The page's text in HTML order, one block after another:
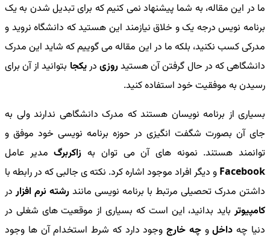
ما در این مقاله، به شما پیشنهاد نمی کنیم که برای تبدیل شدن به یک
برنامه نویس درجه یک و خلاق نیازمند این هستید که دانشگاه نروید و
مدرکی کسب نکنید، بلکه ما در این مقاله می گوییم که شاید این مدرک
دانشگاهی که در حال گرفتن آن هستیدروزی دریکجا بتوانید از آن برای
رسیدن به موفقیت خود استفاده کنید.
بسیاری از برنامه نویسان هستند که مدرک دانشگاهی ندارند ولی به
جای آن بصورت شگفت انگیزی در حوزه برنامه نویسی خود موفق و
توانمند هستند. نمونه های آن می توان به زاکربرگ مدیر عامل
Facebook و دیگر افراد موجود اشاره کرد. نکته ی جالبی که در رابطه با
داشتن مدرک تحصیلی مرتبط با برنامه نویسی مانند رشته نرم افزار در
کامپیوتر باید بدانید، این است که بسیاری از موقعیت های شغلی در
دنیا چه داخلوچه خارج وجود دارد که شرط استخدام آن ها وجود